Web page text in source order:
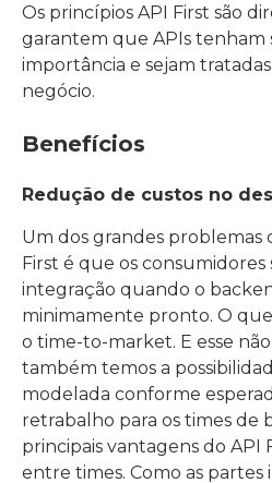
Os princípios API First são
garantem que APIs tenham
importância e sejam
negócio.
Benefícios
Redução de custos no
Um dos grandes problemas
First é que os consumidores
integração quando o
minimamente pronto. O
o time-to-market. E esse
também temos a
modelada conforme
retrabalho para os times de
principais vantagens do API
entre times. Como as partes